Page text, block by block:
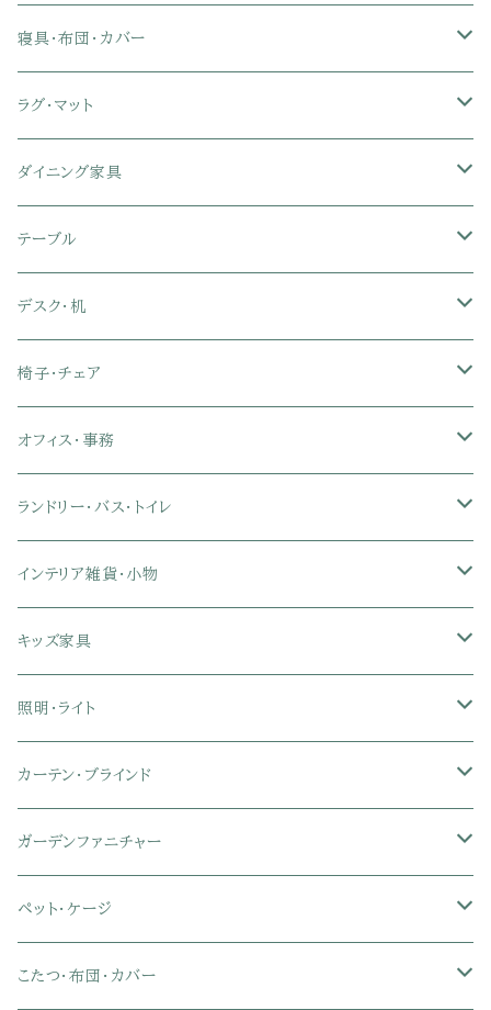
リクライニングソファ
スツール・オットマン
クッションソファ
革・レザー・合皮ソファ
布張り・ファブリックソファ
ソファカバー
ポケットコイル座椅子
ラック・シェルフ
スチールラック・メタルラック
衣装ケース・壁面収納・ワードローブ
キャビネット・サイドボード
ランドリー・トイレ収納
玄関収納
突っ張り棚・突っ張りラック
ロータイプテレビ台
コーナーテレビ台
伸縮テレビ台
テレビスタンド
サイドチェスト
幅90cm以下テレビ台
幅91～120cmテレビ台
幅121～150cmテレビ台
幅151～180cmテレビ台
レンジ台
キッチンワゴン
キッチンカウンター
キッチンラック・冷蔵庫ラック
隙間収納
キッチンマット
キッチン用品
キッチン家電
ローベッド
セミシングル
シングル
収納付きベッド
セミシングル
シングル
パネルベッド
セミシングル
シングル
すのこベッド
セミシングル
シングル
脚付きマットレス
セミシングル
シングル
パイプベッド
ロフトベッド
2段ベッド
折りたたみベッド
ソファベッド
マットレス
セミシングル
シングル
セミシングル
シングル
セミダブル
ダブル
寝具・布団・カバー
掛け布団
敷き布団
布団セット
枕
タオルケット・ガーゼケット
ブランケット・毛布
布団カバー・敷きパッド
ひんやりマット（冷却マット）
こたつ布団
シングル
セミダブル
ダブル
クイーン
キング
ラグ・マット
ラグ・カーペット
玄関マット
キッチンマット
フローリングマット
ジョイントマット
ダイニング家具
ダイニングテーブル
ダイニングチェア・ベンチ
ダイニングテーブルセット
2人用ダイニングテーブルセット
4人用ダイニングテーブルセット
6人用ダイニングテーブルセット
木製ダイニング
スチール脚ダイニング
テーブル
サイドテーブル
ウッドテーブル
センターテーブル
ガラステーブル
カウンターテーブル
伸縮式テーブル
デスク・机
パソコン・オフィスデスク
L字デスク
収納付きデスク
キーボードスライダー付きデスク
学習机
ツインデスク
デスクセット
サイドワゴン・チェスト
木製デスク
ガラスデスク
椅子・チェア
ダイニングチェア・ベンチ
オフィスチェア
リクライニングチェア
ハイバックオフィスチェア
メッシュオフィスチェア
リビングチェア
スツール・オットマン
学習椅子
ファブリックチェア
革・レザー・合皮チェア
スチール脚チェア
木脚チェア
オフィス・事務
オフィスチェア
オフィスデスク
オフィス収納
オフィス雑貨
オフィス家電
ランドリー・バス・トイレ
ランドリーラック
タオルハンガー
洗濯カゴ・ワゴン
物干しスタンド
トイレ用品
トイレットペーパーホルダー
バス用品・バスマット
インテリア雑貨・小物
タオル
食器・食器スタンド
キャニスター・ディスペンサー
コーヒーサーバー
エコバッグ
玄関小物・傘
キッズ家具
絵本ラック・本棚
ラック・ランドセルラック
おもちゃ・キッズ収納
学習机・学習椅子
チェア・ベビーチェア・ソファ
照明・ライト
シーリングライト
シーリングファンライト
ペンダントライト
スポットライト
カーテン・ブラインド
ドレープカーテン
レースカーテン
カーテンセット
ガーデンファニチャー
ガーデンフェンス・アーチ
ガーデンテーブル・チェア・ベンチ
ペット・ケージ
ケージ
こたつ・布団・カバー